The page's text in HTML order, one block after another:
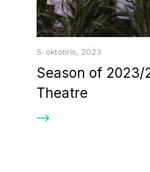
5. oktobris, 2023
Season of 2023/
Theatre